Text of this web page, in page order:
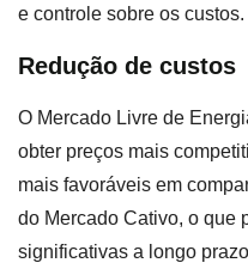
e controle sobre os custos.
Redução de custos
O Mercado Livre de
obter preços mais
mais favoráveis em
do Mercado Cativo, o que
significativas a longo